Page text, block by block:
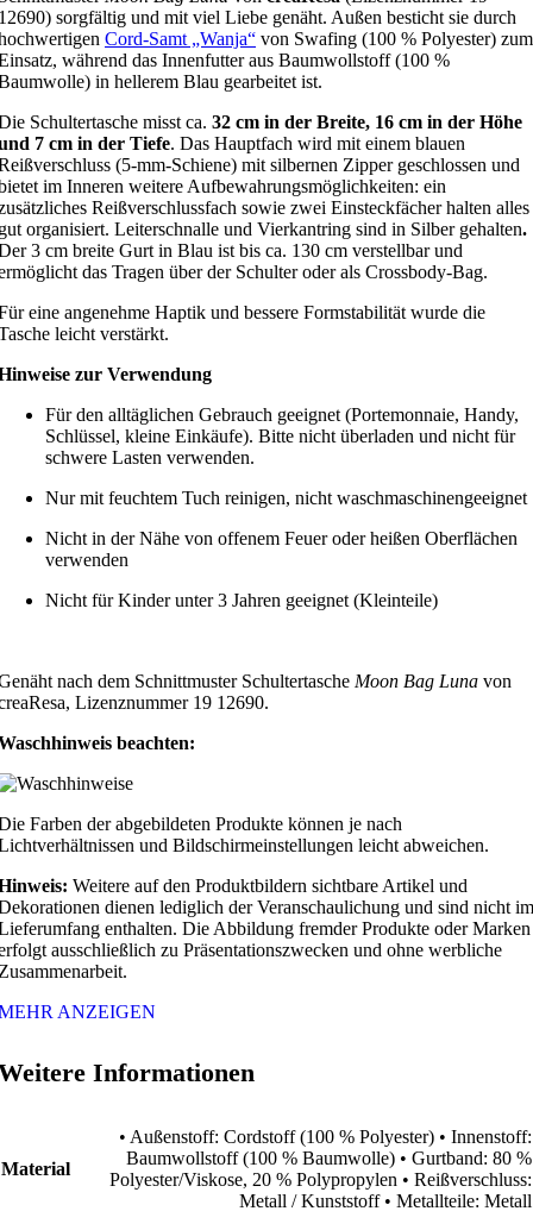
sorgfältig und mit viel Liebe genäht. Außen besticht sie durch
Cord-Samt „Wanja“ von Swafing (100 % Polyester) zum
während das Innenfutter aus Baumwollstoff (100 %
in hellerem Blau gearbeitet ist.
Schultertasche misst ca. 32 cm in der Breite, 16 cm in der Höhe
7 cm in der Tiefe. Das Hauptfach wird mit einem blauen
(5-mm-Schiene) mit silbernen Zipper geschlossen und
im Inneren weitere Aufbewahrungsmöglichkeiten: ein
Reißverschlussfach sowie zwei Einsteckfächer halten alles
organisiert. Leiterschnalle und Vierkantring sind in Silber gehalten.
3 cm breite Gurt in Blau ist bis ca. 130 cm verstellbar und
das Tragen über der Schulter oder als Crossbody-Bag.
eine angenehme Haptik und bessere Formstabilität wurde die
leicht verstärkt.
zur Verwendung
Für den alltäglichen Gebrauch geeignet (Portemonnaie, Handy,
Schlüssel, kleine Einkäufe). Bitte nicht überladen und nicht für
schwere Lasten verwenden.
Nur mit feuchtem Tuch reinigen, nicht waschmaschinengeeignet
Nicht in der Nähe von offenem Feuer oder heißen Oberflächen
verwenden
Nicht für Kinder unter 3 Jahren geeignet (Kleinteile)
nach dem Schnittmuster Schultertasche Moon Bag Luna von
Lizenznummer 19 12690.
beachten:
Farben der abgebildeten Produkte können je nach
und Bildschirmeinstellungen leicht abweichen.
Weitere auf den Produktbildern sichtbare Artikel und
dienen lediglich der Veranschaulichung und sind nicht im
enthalten. Die Abbildung fremder Produkte oder Marken
ausschließlich zu Präsentationszwecken und ohne werbliche
ANZEIGEN
Informationen
Material
• Außenstoff: Cordstoff (100 % Polyester) • Innenstoff:
Baumwollstoff (100 % Baumwolle) • Gurtband: 80 %
Polyester/Viskose, 20 % Polypropylen • Reißverschluss:
Metall / Kunststoff • Metallteile: Metall